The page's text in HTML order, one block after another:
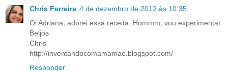
Chris Ferreira 4 de dezembro de 2012 às 10:35
Oi Adriana, adorei essa receita. Hummm, vou experimentar.
Beijos
Chris
http://inventandocomamamae.blogspot.com/
Responder